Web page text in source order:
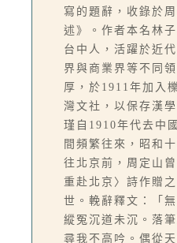
寫的題辭，收錄於
述》。作者本名林
台中人，活躍於近
界與商業界等不同
厚，於1911年加入
灣文社，以保存漢
瑾自1910年代去中
間頻繁往來，昭和
往北京前，周定山
重赴北京〉詩作贈
世。輓辭釋文：「
縱冤沉道未沉。落
尋我不高吟。偶從